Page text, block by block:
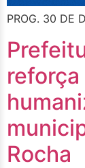
PROG. 30 DE
Rocha